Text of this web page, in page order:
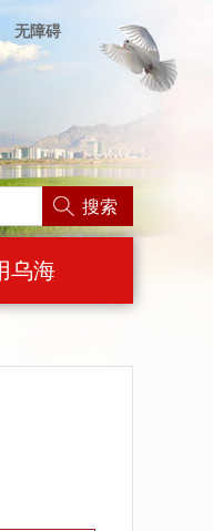
无障碍
搜索
乌海